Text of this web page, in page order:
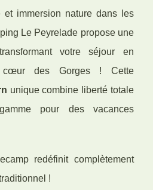
et immersion nature dans les
Le Peyrelade propose une
votre séjour en
cœur des Gorges ! Cette
unique combine liberté totale
gamme pour des vacances
redéfinit complètement
!